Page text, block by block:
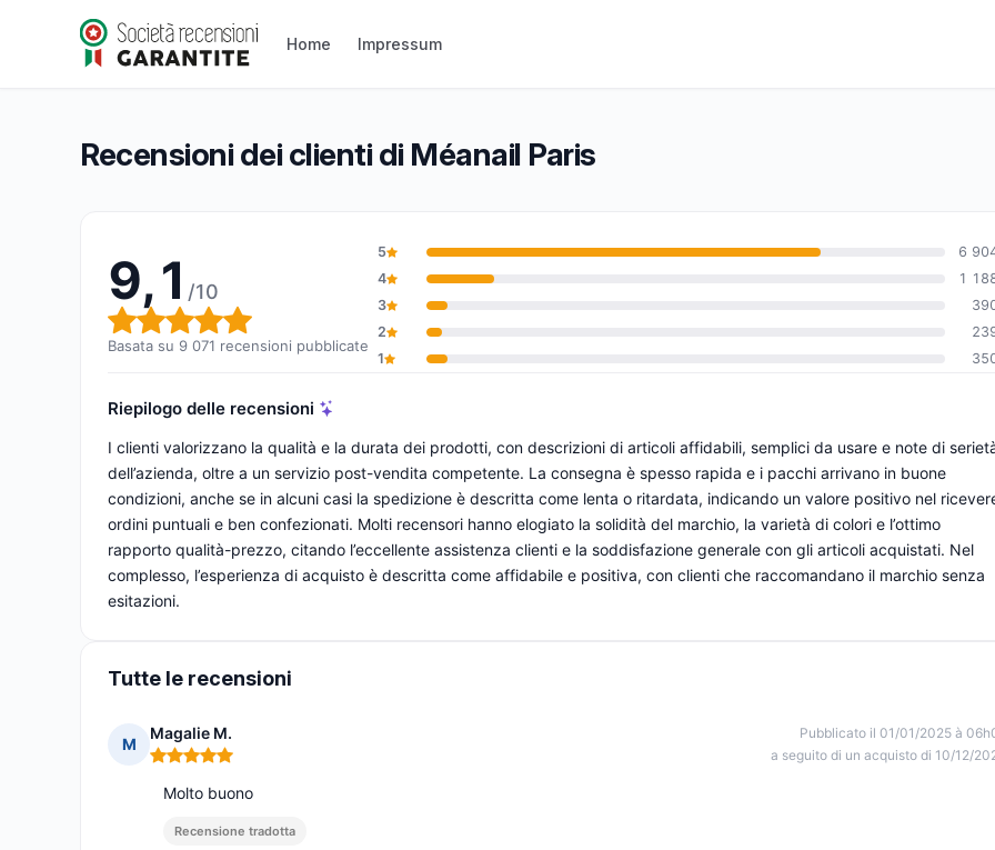
Home Impressum
Méanail Paris
Valutazione globale: 9,1 su 10
9,1/10(9 071 recensioni)
Recensioni dei clienti di Méanail Paris
9,1 /10
Valutazione globale: 9,1 su 10
Basata su 9 071 recensioni pubblicate
5
6
4
1
3
2
1
Riepilogo delle recensioni
I clienti valorizzano la qualità e la durata dei prodotti, con descrizioni di articoli affidabili, semplici da usare e note di
dell’azienda, oltre a un servizio post-vendita competente. La consegna è spesso rapida e i pacchi arrivano in buone
condizioni, anche se in alcuni casi la spedizione è descritta come lenta o ritardata, indicando un valore positivo nel
ordini puntuali e ben confezionati. Molti recensori hanno elogiato la solidità del marchio, la varietà di colori e l’ottimo
rapporto qualità-prezzo, citando l’eccellente assistenza clienti e la soddisfazione generale con gli articoli acquistati. Nel
complesso, l’esperienza di acquisto è descritta come affidabile e positiva, con clienti che raccomandano il marchio senza
esitazioni.
Tutte le recensioni
M
Magalie M.
Nota: 5 su 5
Pubblicato il 01/01/2025 à
a seguito di un acquisto di 10/12/
Molto buono
Recensione tradotta